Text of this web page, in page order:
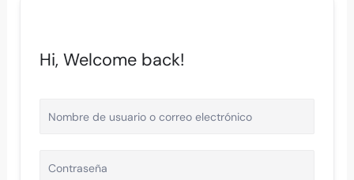
Hi, Welcome back!